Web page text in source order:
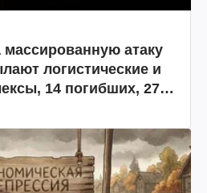
атаку
логистические и
14 погибших, 27